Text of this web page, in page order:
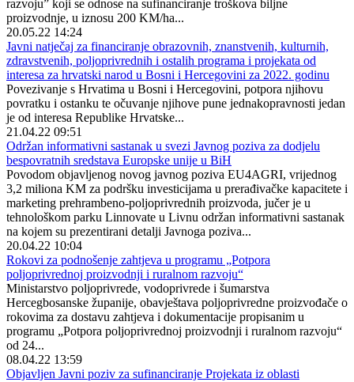
razvoju” koji se odnose na sufinanciranje troškova biljne
proizvodnje, u iznosu 200 KM/ha...
20.05.22 14:24
Javni natječaj za financiranje obrazovnih, znanstvenih, kulturnih,
zdravstvenih, poljoprivrednih i ostalih programa i projekata od
interesa za hrvatski narod u Bosni i Hercegovini za 2022. godinu
Povezivanje s Hrvatima u Bosni i Hercegovini, potpora njihovu
povratku i ostanku te očuvanje njihove pune jednakopravnosti jedan
je od interesa Republike Hrvatske...
21.04.22 09:51
Održan informativni sastanak u svezi Javnog poziva za dodjelu
bespovratnih sredstava Europske unije u BiH
Povodom objavljenog novog javnog poziva EU4AGRI, vrijednog
3,2 miliona KM za podršku investicijama u prerađivačke kapacitete i
marketing prehrambeno-poljoprivrednih proizvoda, jučer je u
tehnološkom parku Linnovate u Livnu održan informativni sastanak
na kojem su prezentirani detalji Javnoga poziva...
20.04.22 10:04
Rokovi za podnošenje zahtjeva u programu „Potpora
poljoprivrednoj proizvodnji i ruralnom razvoju“
Ministarstvo poljoprivrede, vodoprivrede i šumarstva
Hercegbosanske županije, obavještava poljoprivredne proizvođače o
rokovima za dostavu zahtjeva i dokumentacije propisanim u
programu „Potpora poljoprivrednoj proizvodnji i ruralnom razvoju“
od 24...
08.04.22 13:59
Objavljen Javni poziv za sufinanciranje Projekata iz oblasti